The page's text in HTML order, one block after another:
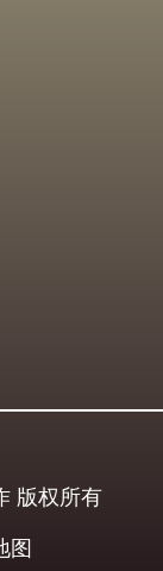
版权所有
图